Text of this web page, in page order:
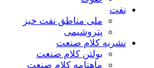
نفت
ملی مناطق نفت خیز
پتروشیمی
نشریه کلام صنعت
بولتن کلام صنعت
ماهنامه کلام صنعت